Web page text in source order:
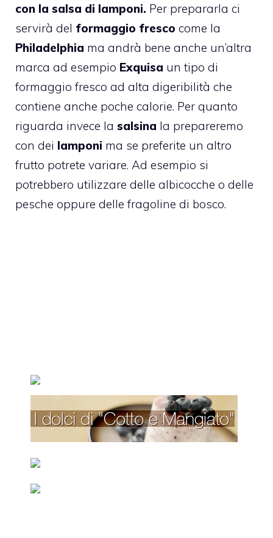
con la salsa di lamponi. Per prepararla ci
servirà del formaggio fresco come la
Philadelphia ma andrà bene anche un’altra
marca ad esempio Exquisa un tipo di
formaggio fresco ad alta digeribilità che
contiene anche poche calorie. Per quanto
riguarda invece la salsina la prepareremo
con dei lamponi ma se preferite un altro
frutto potrete variare. Ad esempio si
potrebbero utilizzare delle albicocche o delle
pesche oppure delle fragoline di bosco.